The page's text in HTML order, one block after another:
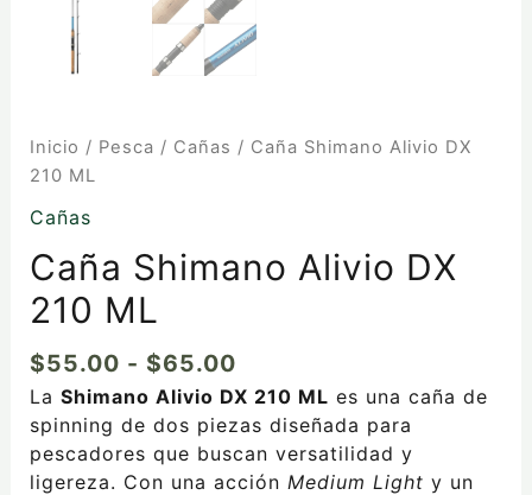
Inicio / Pesca / Cañas / Caña Shimano Alivio DX
210 ML
Cañas
Caña Shimano Alivio DX
210 ML
$55.00 - $65.00
La Shimano Alivio DX 210 ML es una caña de
spinning de dos piezas diseñada para
pescadores que buscan versatilidad y
ligereza. Con una acción Medium Light y un